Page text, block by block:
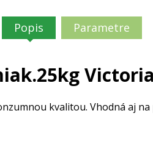
Popis Parametre
kvalitou. Vhodná aj